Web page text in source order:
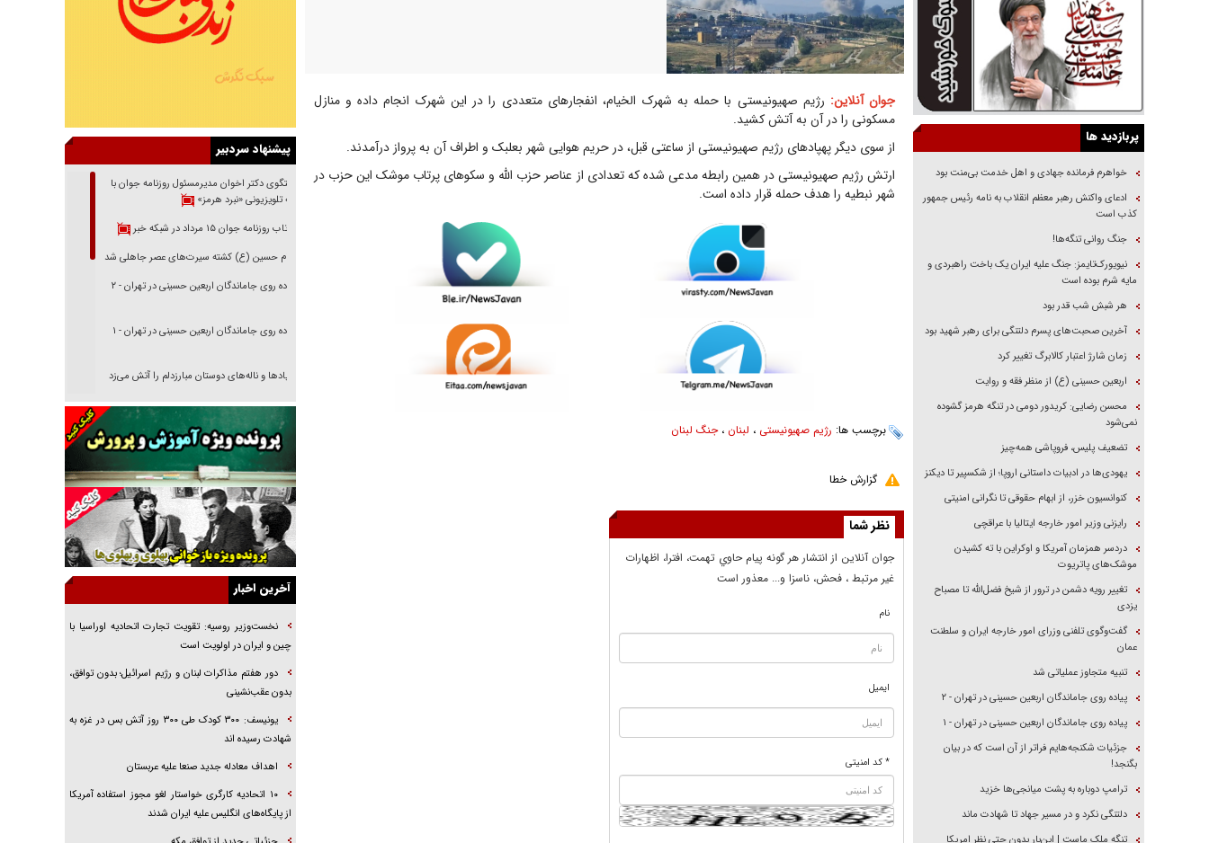
جوان آنلاین: رژیم صهیونیستی با حمله به شهرک الخیام، انفجارهای متعددی را در این شهرک انجام داده و منازل
مسکونی را در آن به آتش کشید.
از سوی دیگر پهپادهای رژیم صهیونیستی از ساعتی قبل، در حریم هوایی شهر بعلبک و اطراف آن به پرواز درآمدند.
ارتش رژیم صهیونیستی در همین رابطه مدعی شده که تعدادی از عناصر حزب الله و سکوهای پرتاب موشک این حزب در
شهر نبطیه را هدف حمله قرار داده است.
برچسب ها: رژیم صهیونیستی ، لبنان ،جنگ لبنان
گزارش خطا
نظر شما
جوان آنلاين از انتشار هر گونه پيام حاوي تهمت، افترا، اظهارات
غير مرتبط ، فحش، ناسزا و... معذور است
نام
ایمیل
* کد امنیتی
پربازدید ها
خواهرم فرمانده جهادی و اهل خدمت بی‌منت بود
ادعای واکنش رهبر معظم انقلاب به نامه رئیس جمهور
کذب است
جنگ روانی تنگه‌ها!
نیویورک‌تایمز: جنگ علیه ایران یک باخت راهبردی و
مایه شرم بوده است
هر شبش شب قدر بود
آخرین صحبت‌های پسرم دلتنگی برای رهبر شهید بود
زمان شارژ اعتبار کالابرگ تغییر کرد
اربعین حسینی (ع) از منظر فقه و روایت
محسن رضایی: کریدور دومی در تنگه هرمز گشوده
نمی‌شود
تضعیف پلیس، فروپاشی همه‌چیز
یهودی‌ها در ادبیات داستانی اروپا؛ از شکسپیر تا دیکنز
کنوانسیون خزر، از ابهام حقوقی تا نگرانی امنیتی
رایزنی وزیر امور خارجه ایتالیا با عراقچی
دردسر همزمان آمریکا و اوکراین با ته کشیدن
موشک‌های پاتریوت
تغییر رویه دشمن در ترور از شیخ فضل‌الله تا مصباح
یزدی
گفت‌وگوی تلفنی وزرای امور خارجه ایران و سلطنت
عمان
تنبیه متجاوز عملیاتی شد
پیاده روی جاماندگان اربعین حسینی در تهران - ۲
پیاده روی جاماندگان اربعین حسینی در تهران - ۱
جزئیات شکنجه‌هایم فراتر از آن است که در بیان
بگنجد!
ترامپ دوباره به پشت میانجی‌ها خزید
دلتنگی نکرد و در مسیر جهاد تا شهادت ماند
تنگه ملک ماست | این‌بار بدون حتی نظر امریکا
پیشنهاد سردبیر
گفتگوی دکتر اخوان مدیرمسئول روزنامه جوان با
برنامه تلویزیونی «نبرد هرمز»
بازتاب روزنامه جوان ۱۵ مرداد در شبکه خبر
امام حسین (ع) کشته سیرت‌های عصر جاهلی شد
پیاده روی جاماندگان اربعین حسینی در تهران - ۲
پیاده روی جاماندگان اربعین حسینی در تهران - ۱
فریاد‌ها و ناله‌های دوستان مبارزدلم را آتش می‌زد
تغییر رویه دشمن در ترور از شیخ فضل‌الله تا مصباح
خرید قسطی اولش خنده و آخرش گریه است!
فوتبال و آن «بالا»!
راهبرد غافلگیری با نسل جدید پهپاد‌ها
جنجال پزشکان تقلبی در صنعت زیبایی
یهودی‌ها در ادبیات داستانی اروپا؛ از شکسپیر تا
دیکنز
خواهرم فرمانده جهادی و اهل خدمت بی‌منت بود
جزئیات شکنجه‌هایم فراتر از آن است که در بیان
بگنجد!
برابر یورش به پاسگاه‌های پلیس
آخرین اخبار
نخست‌وزیر روسیه:‌ تقویت تجارت اتحادیه اوراسیا با
چین و ایران در اولویت است
دور هفتم مذاکرات لبنان و رژیم اسرائیل؛ بدون توافق،
بدون عقب‌نشینی
یونیسف: ۳۰۰ کودک طی ۳۰۰ روز آتش بس در غزه به
شهادت رسیده اند
اهداف معادله جدید صنعا علیه عربستان
۱۰ اتحادیه کارگری خواستار لغو مجوز استفاده آمریکا
از پایگاه‌های انگلیس علیه ایران شدند